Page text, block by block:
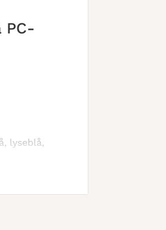
PC-
lyseblå,